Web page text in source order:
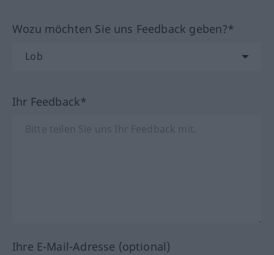
Wozu möchten Sie uns Feedback geben?*
Ihr Feedback*
Ihre E-Mail-Adresse (optional)